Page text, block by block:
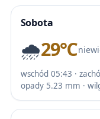
Sobota
🌧️29℃
wschód 05:43 ·
opady 5.23 mm ·